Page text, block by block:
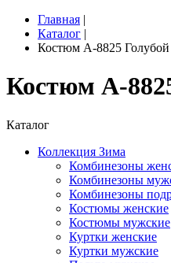
Главная |
Каталог |
Костюм A-8825 Голубой
Костюм A-
Каталог
Коллекция Зима
Комбинезоны
Комбинезоны
Комбинезоны
Костюмы женские
Костюмы мужские
Куртки женские
Куртки мужские